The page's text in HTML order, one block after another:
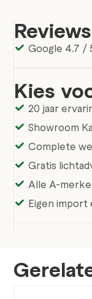
Reviews
Google 4.7 /
Kies
20 jaar
Showroom
Complete
Gratis
Alle A-
Eigen import